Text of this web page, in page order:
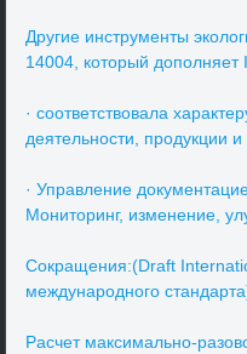
Другие инструменты
14004, который дополняет
· соответствовала
деятельности, продукции
· Управление
Мониторинг, изменение,
Сокращения:(Draft
международного
Расчет максимально-